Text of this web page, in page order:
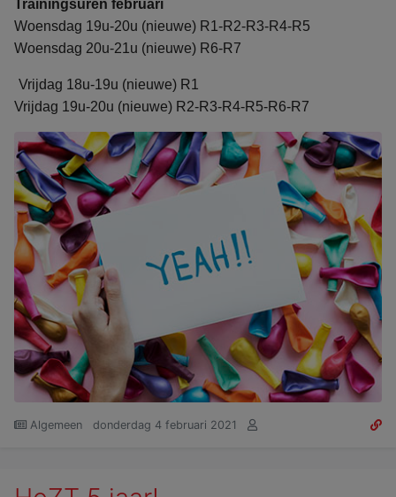
Trainingsuren februari
Woensdag 19u-20u (nieuwe) R1-R2-R3-R4-R5
Woensdag 20u-21u (nieuwe) R6-R7
Vrijdag 18u-19u (nieuwe) R1
Vrijdag 19u-20u (nieuwe) R2-R3-R4-R5-R6-R7
Algemeen donderdag 4 februari 2021